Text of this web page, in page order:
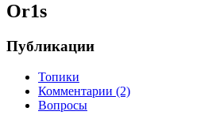
Or1s
Публикации
Топики
Комментарии (2)
Вопросы